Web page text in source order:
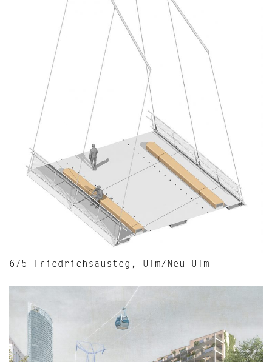
675 Friedrichsausteg, Ulm/Neu-Ulm